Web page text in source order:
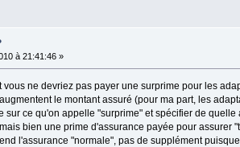
à 21:41:46 »
ne devriez pas payer une surprime pour les
le montant assuré (pour ma part, les
sur ce qu'on appelle "surprime" et spécifier de
bien une prime d'assurance payée pour assurer
l'assurance "normale", pas de supplément